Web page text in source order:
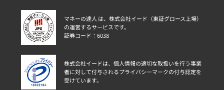
マネーの達人 は、株式会社イード（東証グロース上場）
の運営するサービスです。
証券コード：6038
株式会社イードは、個人情報の適切な取扱いを行う事業
者に対して付与されるプライバシーマークの付与認定を
受けています。